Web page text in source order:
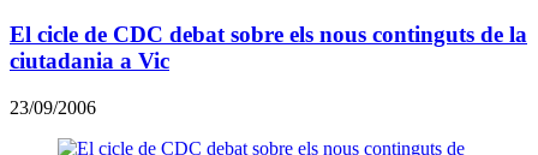
El cicle de CDC debat sobre els nous continguts de la
ciutadania a Vic
23/09/2006